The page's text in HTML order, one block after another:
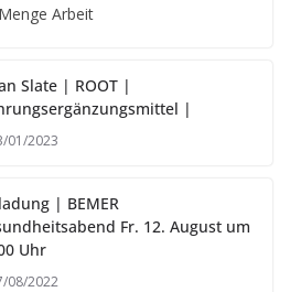
Arbeit
Slate | ROOT |
|
01/2023
| BEMER
Fr. 12. August um
Uhr
08/2022